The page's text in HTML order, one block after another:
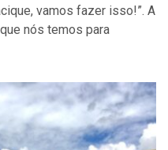
vamos fazer isso!”. A
nós temos para